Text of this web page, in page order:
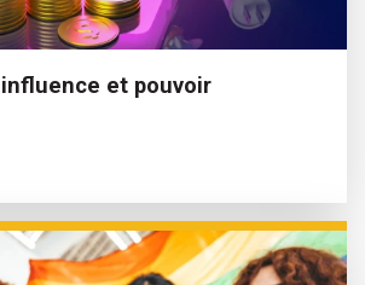
influence et pouvoir